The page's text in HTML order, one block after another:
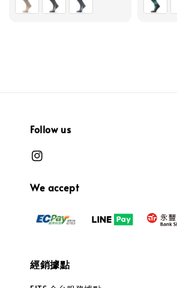
Follow us
We accept
經銷據點